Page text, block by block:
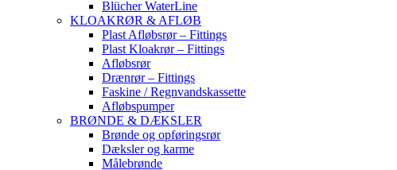
Blücher WaterLine
KLOAKRØR & AFLØB
Plast Afløbsrør – Fittings
Plast Kloakrør – Fittings
Afløbsrør
Drænrør – Fittings
Faskine / Regnvandskassette
Afløbspumper
BRØNDE & DÆKSLER
Brønde og opføringsrør
Dæksler og karme
Målebrønde